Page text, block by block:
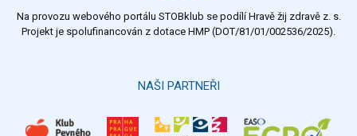
Výsledky Všechny ankety
Na provozu webového portálu STOBklub se podílí Hravě žij zdravě z. s.
Projekt je spolufinancován z dotace HMP (DOT/81/01/002536/2025).
NAŠI PARTNEŘI